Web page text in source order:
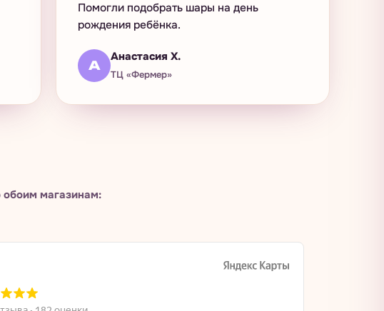
Помогли подобрать шары на день
рождения ребёнка.
А
Анастасия Х.
ТЦ «Фермер»
обоим магазинам: